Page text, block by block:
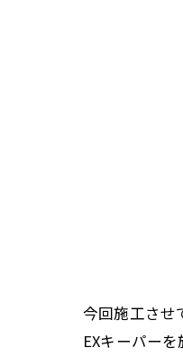
今回施工させ
EXキーパー